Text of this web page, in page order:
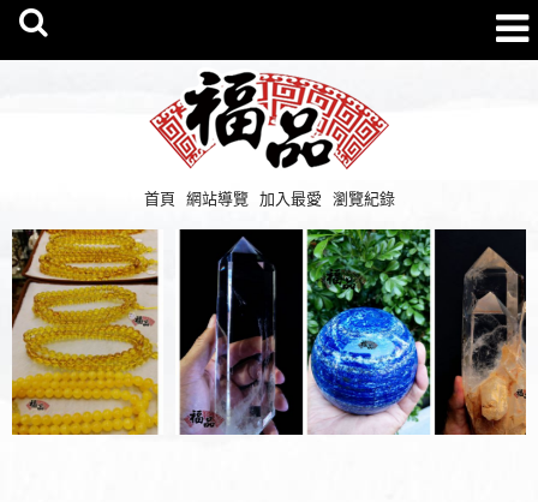
首頁 網站導覽 加入最愛 瀏覽紀錄